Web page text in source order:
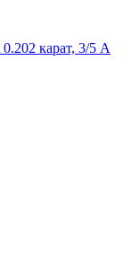
0.202 карат, 3/5 А